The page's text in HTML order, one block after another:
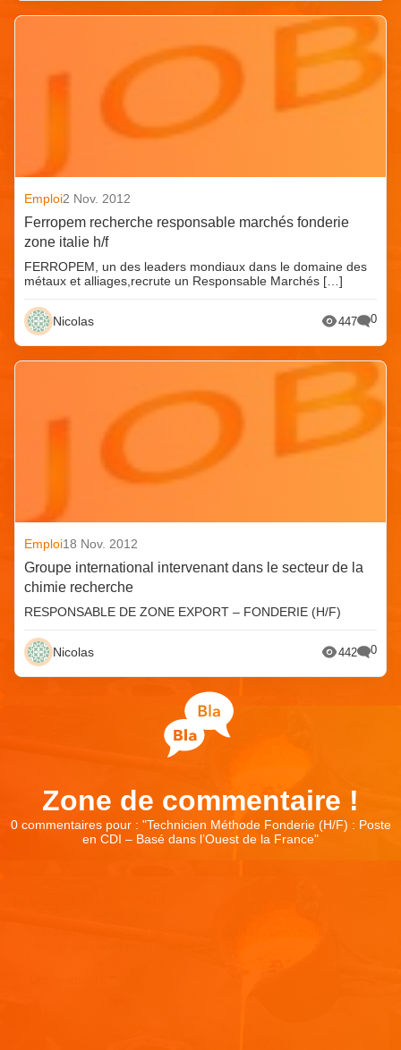
Emploi2 Nov. 2012
Ferropem recherche responsable marchés fonderie
zone italie h/f
FERROPEM, un des leaders mondiaux dans le domaine des
métaux et alliages,recrute un Responsable Marchés […]
Nicolas 447 0
Emploi18 Nov. 2012
Groupe international intervenant dans le secteur de la
chimie recherche
RESPONSABLE DE ZONE EXPORT – FONDERIE (H/F)
Nicolas 442 0
Zone de commentaire !
0 commentaires pour : "Technicien Méthode Fonderie (H/F) : Poste
en CDI – Basé dans l’Ouest de la France"